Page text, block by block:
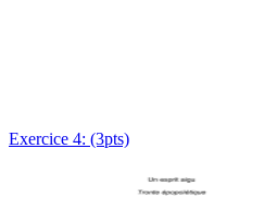
Exercice 4: (3pts)